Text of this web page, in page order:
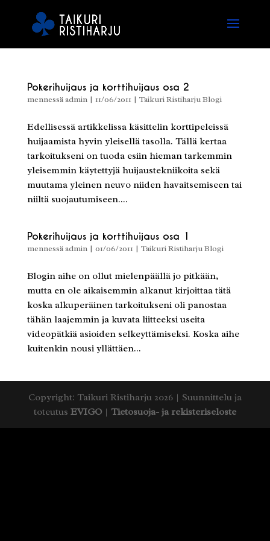
Pokerihuijaus ja korttihuijaus osa 2
mennessäadmin| 11/06/2011 | Taikuri Ristiharju Blogi
Edellisessä artikkelissa käsittelin korttipeleissä
huijaamista hyvin yleisellä tasolla. Tällä kertaa
tarkoitukseni on tuoda esiin hieman tarkemmin
yleisemmin käytettyjä huijaustekniikoita sekä
muutama yleinen neuvo niiden havaitsemiseen tai
niiltä suojautumiseen....
Pokerihuijaus ja korttihuijaus osa 1
mennessäadmin| 01/06/2011 | Taikuri Ristiharju Blogi
Blogin aihe on ollut mielenpäällä jo pitkään,
mutta en ole aikaisemmin alkanut kirjoittaa tätä
koska alkuperäinen tarkoitukseni oli panostaa
tähän laajemmin ja kuvata liitteeksi useita
videopätkiä asioiden selkeyttämiseksi. Koska aihe
kuitenkin nousi yllättäen...
Copyright: Taikuri Ristiharju 2026 | Suunnittelu ja
toteutus EVIGO| Tietosuoja- ja rekisteriseloste